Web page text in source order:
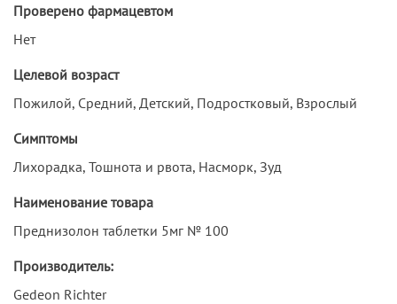
Проверено фармацевтом
Нет
Целевой возраст
Пожилой, Средний, Детский, Подростковый, Взрослый
Симптомы
Лихорадка, Тошнота и рвота, Насморк, Зуд
Наименование товара
Преднизолон таблетки 5мг № 100
Производитель:
Gedeon Richter